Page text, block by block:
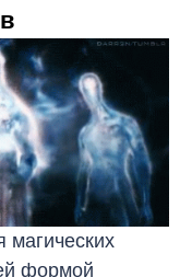
магических
формой